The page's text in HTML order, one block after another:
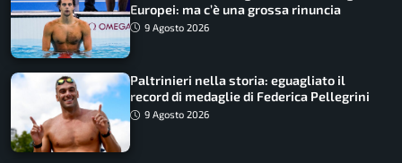
Europei: ma c’è una grossa rinuncia
9 Agosto 2026
Paltrinieri nella storia: eguagliato il
record di medaglie di Federica Pellegrini
9 Agosto 2026